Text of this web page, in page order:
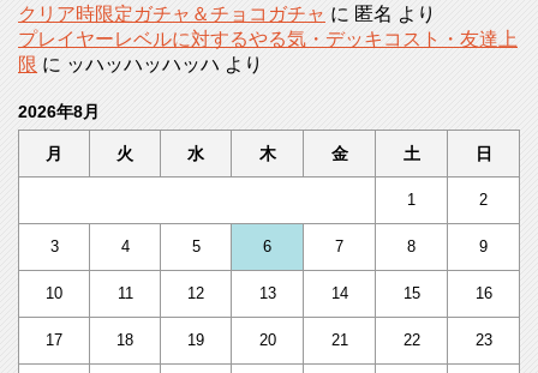
クリア時限定ガチャ＆チョコガチャ に 匿名 より
プレイヤーレベルに対するやる気・デッキコスト・友達上
限 に ッハッハッハッハ より
2026年8月
月 火 水 木 金 土 日
1 2
3 4 5 6 7 8 9
10 11 12 13 14 15 16
17 18 19 20 21 22 23